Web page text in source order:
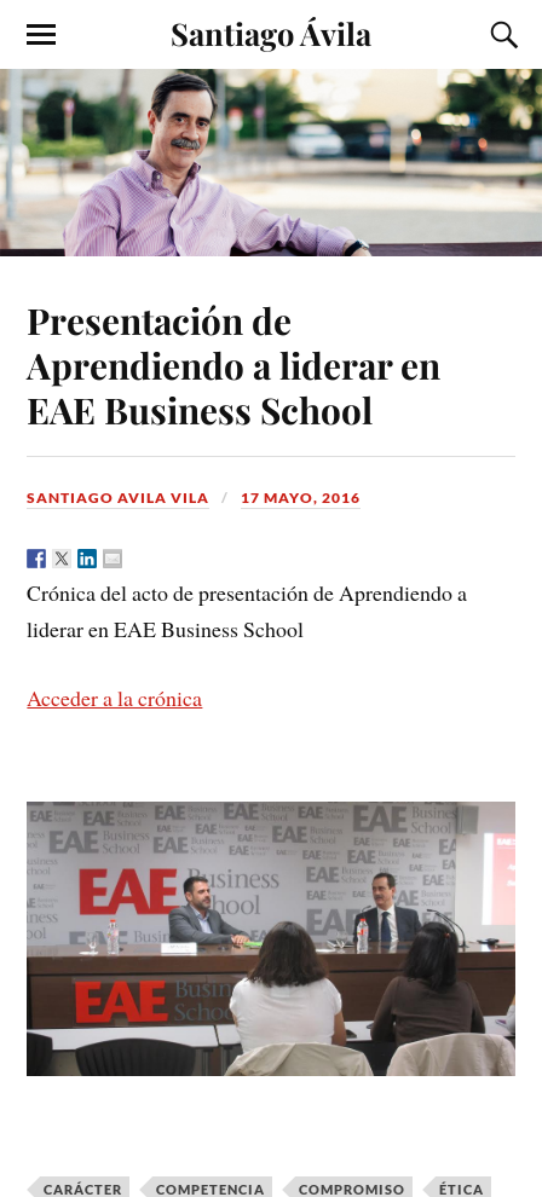
Santiago Ávila
Presentación de
Aprendiendo a liderar en
EAE Business School
SANTIAGO AVILA VILA 17 MAYO, 2016
Crónica del acto de presentación de Aprendiendo a
liderar en EAE Business School
Acceder a la crónica
CARÁCTER COMPETENCIA COMPROMISO ÉTICA